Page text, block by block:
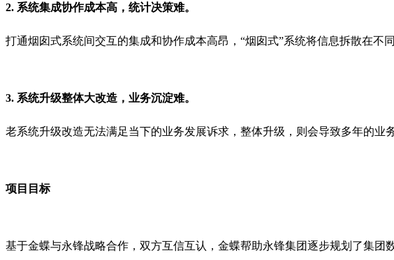
2. 系统集成协作成本高，统计决策难。
打通烟囱式系统间交互的集成和协作成本高昂，“烟囱式”系统将信息拆散在不
3. 系统升级整体大改造，业务沉淀难。
老系统升级改造无法满足当下的业务发展诉求，整体升级，则会导致多年的业
项目目标
基于金蝶与永锋战略合作，双方互信互认，金蝶帮助永锋集团逐步规划了集